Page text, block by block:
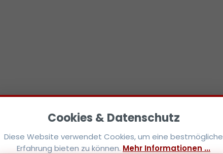
Diese Website verwendet Cookies, um eine bestmögliche
Erfahrung bieten zu können. Mehr Informationen ...